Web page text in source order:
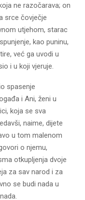
ne razočarava; on
srce čovječje
utjehom, starac
kao puninu,
već ga uvodi u
i u koji vjeruje.
spasenje
i Ani, ženi u
koja se sva
naime, dijete
u tom malenom
o njemu,
otkupljenja dvoje
za sav narod i za
se budi nada u